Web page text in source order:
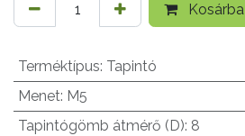
Kosárba
Terméktípus: Tapintó
Menet: M5
Tapintógömb átmérő (D): 8